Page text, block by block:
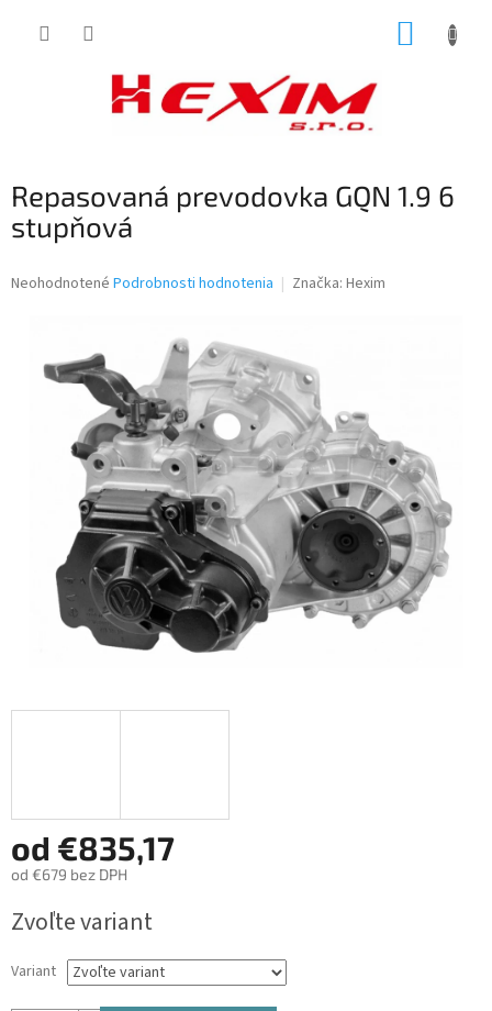
Repasovaná prevodovka GQN 1.9 6
stupňová
Priemerné
hviezdičiek.
Neohodnotené Podrobnosti hodnotenia Značka: Hexim
od €835,17
od €679 bez DPH
cena:
Zvoľte variant
Variant